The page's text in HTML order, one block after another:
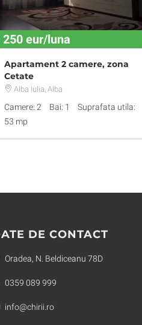
250 eur/luna
Apartament 2 camere, zona
Cetate
Alba Iulia, Alba
Camere: 2 Bai: 1
Suprafata utila:
53 mp
DE CONTACT
Oradea, N. Beldiceanu 78D
0359 089 999
info@chirii.ro